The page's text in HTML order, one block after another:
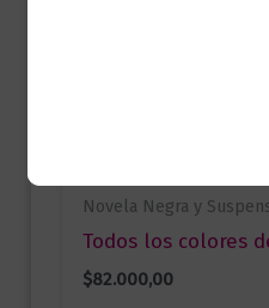
Novela Negra y
Todos los colores
$82.000,00